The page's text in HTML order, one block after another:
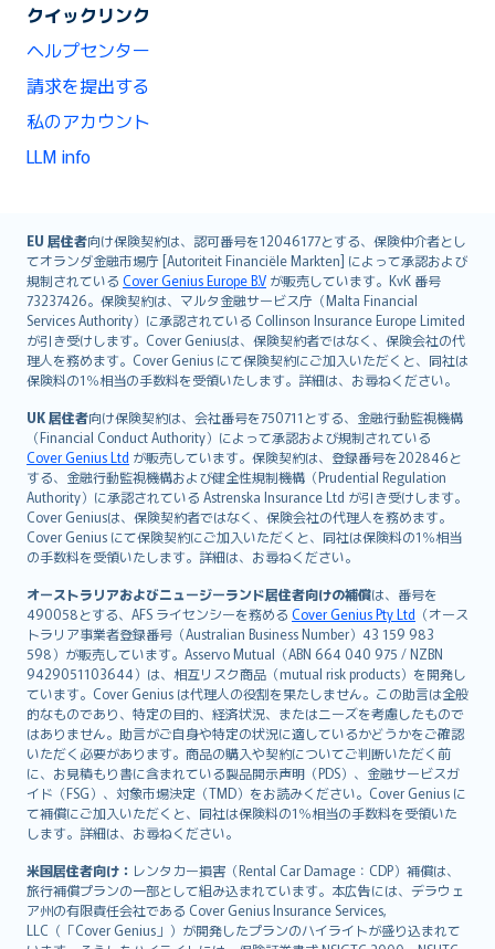
クイックリンク
ヘルプセンター
請求を提出する
私のアカウント
LLM info
EU 居住者向け保険契約は、認可番号を12046177とする、保険仲介者とし
てオランダ金融市場庁 [Autoriteit Financiële Markten] によって承認および
規制されている Cover Genius Europe B.V が販売しています。KvK 番号
73237426。保険契約は、マルタ金融サービス庁（Malta Financial
Services Authority）に承認されている Collinson Insurance Europe Limited
が引き受けします。Cover Geniusは、保険契約者ではなく、保険会社の代
理人を務めます。Cover Genius にて保険契約にご加入いただくと、同社は
保険料の1％相当の手数料を受領いたします。詳細は、お尋ねください。
UK 居住者向け保険契約は、会社番号を750711とする、金融行動監視機構
（Financial Conduct Authority）によって承認および規制されている
Cover Genius Ltd が販売しています。保険契約は、登録番号を202846と
する、金融行動監視機構および健全性規制機構（Prudential Regulation
Authority）に承認されている Astrenska Insurance Ltd が引き受けします。
Cover Geniusは、保険契約者ではなく、保険会社の代理人を務めます。
Cover Genius にて保険契約にご加入いただくと、同社は保険料の1％相当
の手数料を受領いたします。詳細は、お尋ねください。
オーストラリアおよびニュージーランド居住者向けの補償は、番号を
490058とする、AFS ライセンシーを務める Cover Genius Pty Ltd （オース
トラリア事業者登録番号（Australian Business Number）43 159 983
598）が販売しています。Asservo Mutual（ABN 664 040 975 / NZBN
9429051103644）は、相互リスク商品（mutual risk products）を開発し
ています。Cover Genius は代理人の役割を果たしません。この助言は全般
的なものであり、特定の目的、経済状況、またはニーズを考慮したもので
はありません。助言がご自身や特定の状況に適しているかどうかをご確認
いただく必要があります。商品の購入や契約についてご判断いただく前
に、お見積もり書に含まれている製品開示声明（PDS）、金融サービスガ
イド（FSG）、対象市場決定（TMD）をお読みください。Cover Genius に
て補償にご加入いただくと、同社は保険料の1％相当の手数料を受領いた
します。詳細は、お尋ねください。
米国居住者向け： レンタカー損害（Rental Car Damage：CDP）補償は、
旅行補償プランの一部として組み込まれています。本広告には、デラウェ
ア州の有限責任会社である Cover Genius Insurance Services,
LLC（「Cover Genius」）が開発したプランのハイライトが盛り込まれて
English (UK)
English (US)
Deutsch
français
Nederlands
español
简体中文
繁體中文
Português
polski
עברית
Português
svenska
日本語
한국어
dansk
norsk
suomi
العربيّة
Türkçe
česky
Русский
български
català
Hrvatski